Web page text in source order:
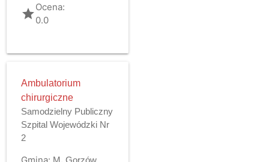
gradeOcena:
0.0
Ambulatorium
chirurgiczne
Samodzielny Publiczny
Szpital Wojewódzki Nr
2
Gmina: M. Gorzów